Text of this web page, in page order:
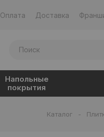
Оплата Доставка
Напольные
покрытия
Каталог -